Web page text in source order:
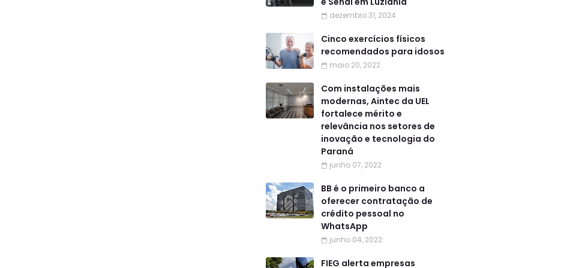
dezembro 31, 2024
Cinco exercícios físicos
recomendados para idosos
maio 20, 2022
Com instalações mais
modernas, Aintec da UEL
fortalece mérito e
relevância nos setores de
inovação e tecnologia do
Paraná
junho 07, 2022
BB é o primeiro banco a
oferecer contratação de
crédito pessoal no
WhatsApp
junho 04, 2022
FIEG alerta empresas